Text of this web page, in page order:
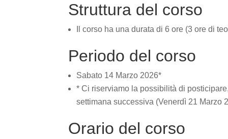
Struttura del corso
Il corso ha una durata di 6 ore (3 ore di
Periodo del corso
Sabato 14 Marzo 2026*
* Ci riserviamo la possibilità di
settimana successiva (Venerdì 21 Marzo
Orario del corso